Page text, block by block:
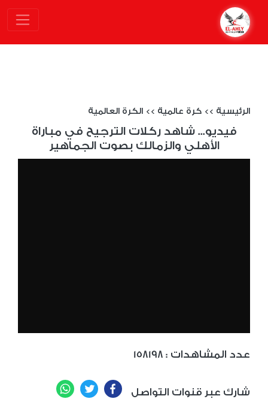
الرئيسية >> كرة عالمية >> الكرة العالمية
فيديو... شاهد ركلات الترجيح في مباراة
الأهلي والزمالك بصوت الجماهير
158198 : عدد المشاهدات
شارك عبر قنوات التواصل Facebook
Twitter